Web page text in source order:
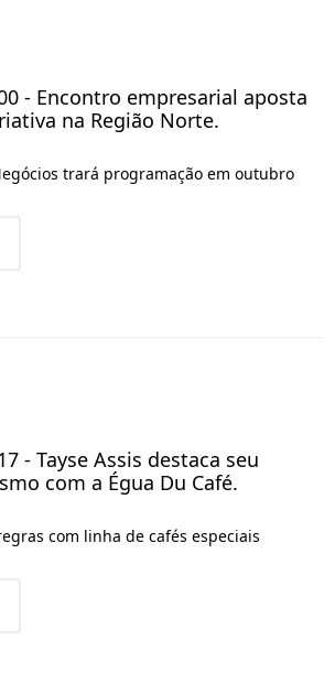
- Encontro empresarial aposta
na Região Norte.
trará programação em outubro
- Tayse Assis destaca seu
com a Égua Du Café.
com linha de cafés especiais